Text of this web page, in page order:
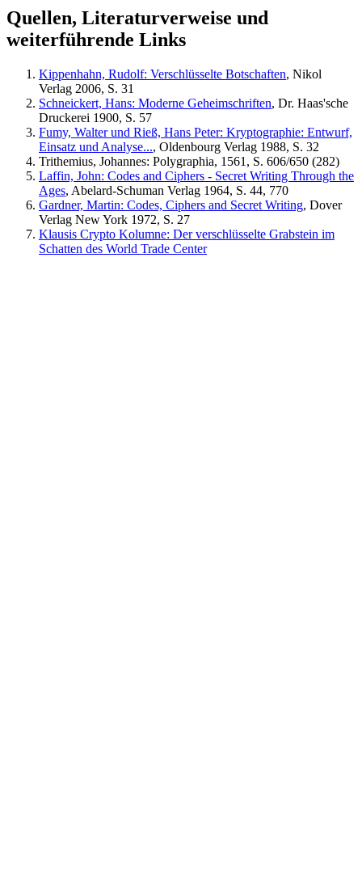
Quellen, Literaturverweise und
weiterführende Links
Kippenhahn, Rudolf: Verschlüsselte Botschaften, Nikol
Verlag 2006, S. 31
Schneickert, Hans: Moderne Geheimschriften, Dr. Haas'sche
Druckerei 1900, S. 57
Fumy, Walter und Rieß, Hans Peter: Kryptographie: Entwurf,
Einsatz und Analyse..., Oldenbourg Verlag 1988, S. 32
Trithemius, Johannes: Polygraphia, 1561, S. 606/650 (282)
Laffin, John: Codes and Ciphers - Secret Writing Through the
Ages, Abelard-Schuman Verlag 1964, S. 44, 770
Gardner, Martin: Codes, Ciphers and Secret Writing, Dover
Verlag New York 1972, S. 27
Klausis Crypto Kolumne: Der verschlüsselte Grabstein im
Schatten des World Trade Center